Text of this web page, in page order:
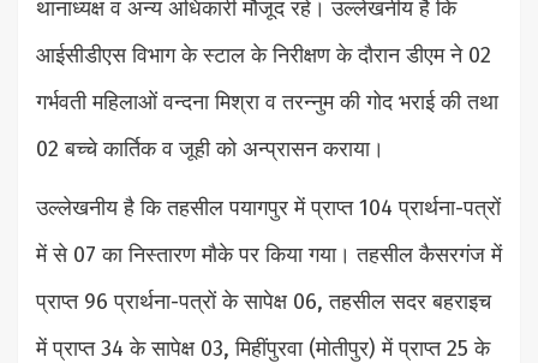
थानाध्यक्ष व अन्य अधिकारी मौजूद रहे। उल्लेखनीय है कि
आईसीडीएस विभाग के स्टाल के निरीक्षण के दौरान डीएम ने 02
गर्भवती महिलाओं वन्दना मिश्रा व तरन्नुम की गोद भराई की तथा
02 बच्चे कार्तिक व जूही को अन्प्रासन कराया।
उल्लेखनीय है कि तहसील पयागपुर में प्राप्त 104 प्रार्थना-पत्रों
में से 07 का निस्तारण मौके पर किया गया। तहसील कैसरगंज में
प्राप्त 96 प्रार्थना-पत्रों के सापेक्ष 06, तहसील सदर बहराइच
में प्राप्त 34 के सापेक्ष 03, मिहींपुरवा (मोतीपुर) में प्राप्त 25 के